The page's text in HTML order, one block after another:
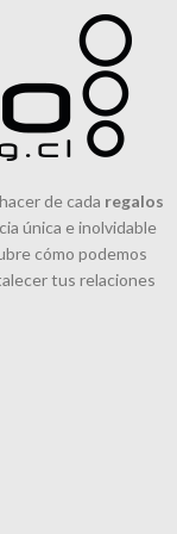
de cada regalos
única e inolvidable
cómo podemos
tus relaciones